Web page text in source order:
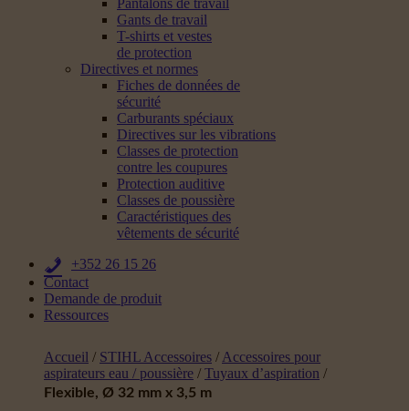
Pantalons de travail
Gants de travail
T-shirts et vestes
de protection
Directives et normes
Fiches de données de
sécurité
Carburants spéciaux
Directives sur les vibrations
Classes de protection
contre les coupures
Protection auditive
Classes de poussière
Caractéristiques des
vêtements de sécurité
+352 26 15 26
Contact
Demande de produit
Ressources
Accueil / STIHL Accessoires / Accessoires pour
aspirateurs eau / poussière / Tuyaux d’aspiration /
Flexible, Ø 32 mm x 3,5 m